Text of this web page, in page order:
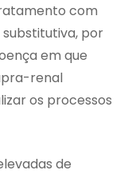
com
substitutiva, por
em que
renal
os processos
de